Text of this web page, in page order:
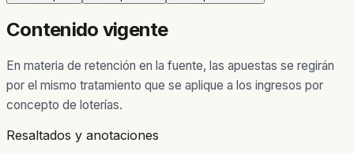
Contenido vigente
En materia de retención en la fuente, las apuestas se regirán
por el mismo tratamiento que se aplique a los ingresos por
concepto de loterías.
Resaltados y anotaciones